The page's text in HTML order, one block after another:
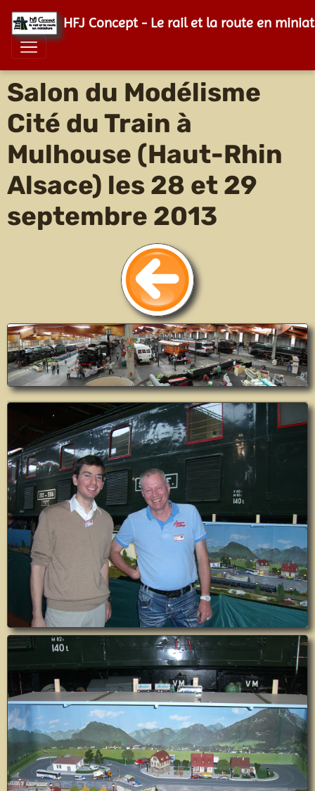
HFJ Concept - Le rail et la route en
Salon du Modélisme
Cité du Train à
Mulhouse (Haut-Rhin
Alsace) les 28 et 29
septembre 2013